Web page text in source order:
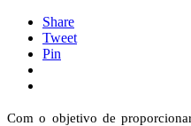
Share
Tweet
Pin
Com o objetivo de